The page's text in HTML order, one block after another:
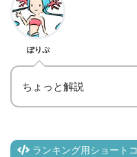
[item_ranking title="
rank2="456"
ぽりぷ
ちょっと解説
ランキング用ショート